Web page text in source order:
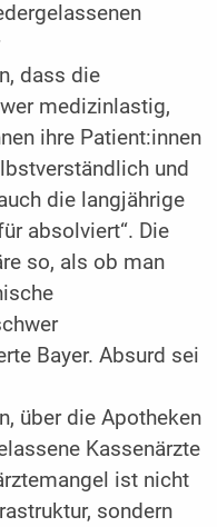
dass die
medizinlastig,
ihre Patient:innen
und
die langjährige
absolviert“. Die
so, als ob man
Bayer. Absurd sei
über die Apotheken
Kassenärzte
ist nicht
sondern